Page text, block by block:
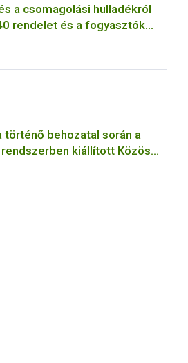
a csomagolási hulladékról
rendelet és a fogyasztók
tájékoztatásáról
rendelet jelölési
összehangolásáról szóló
történő behozatal során a
rendszerben kiállított Közös
Okmány: KEBO-D